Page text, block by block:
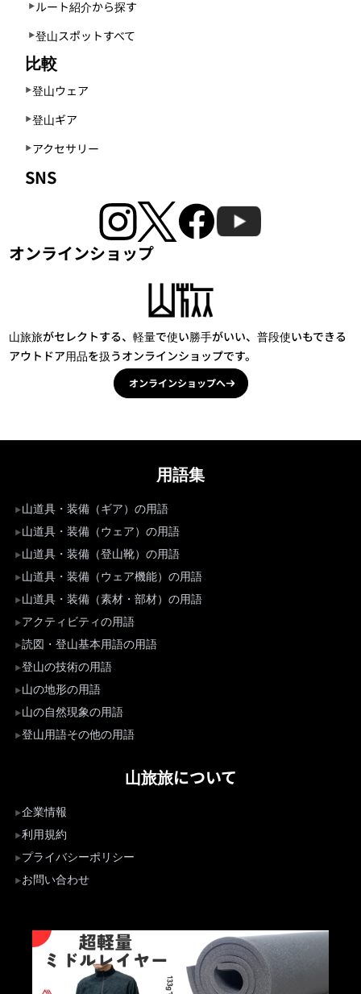
ルート紹介から探す
登山スポットすべて
比較
登山ウェア
登山ギア
アクセサリー
SNS
オンラインショップ
山旅旅がセレクトする、軽量で使い勝手がいい、普段使いもできる
アウトドア用品を扱うオンラインショップです。
オンラインショップへ
用語集
山道具・装備（ギア）の用語
山道具・装備（ウェア）の用語
山道具・装備（登山靴）の用語
山道具・装備（ウェア機能）の用語
山道具・装備（素材・部材）の用語
アクティビティの用語
読図・登山基本用語の用語
登山の技術の用語
山の地形の用語
山の自然現象の用語
登山用語その他の用語
山旅旅について
企業情報
利用規約
プライバシーポリシー
お問い合わせ